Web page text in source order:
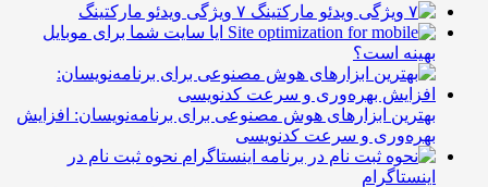
۷ ویژگی ویدئو مارکتینگ
ایا سایت شما برای موبایل
است؟
ابزارهای هوش مصنوعی برای برنامه‌نویسان: افزایش
و سرعت کدنویسی
نحوه ثبت نام در